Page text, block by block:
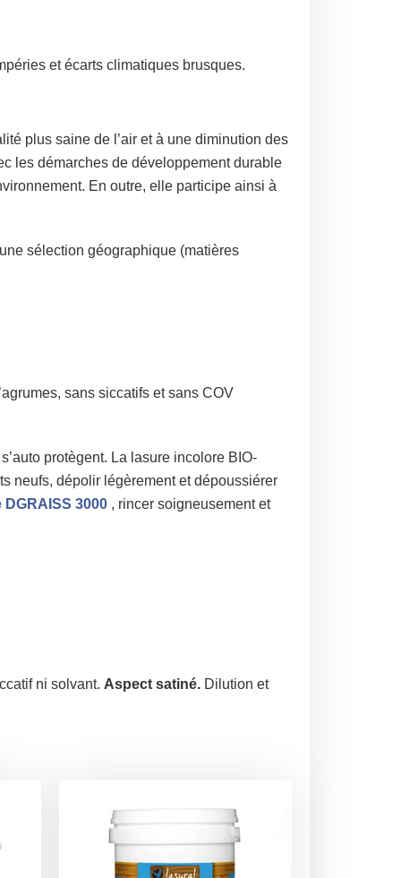
et écarts climatiques brusques.
plus saine de l’air et à une diminution des
les démarches de développement durable
En outre, elle participe ainsi à
sélection géographique (matières
sans siccatifs et sans COV
protègent. La lasure incolore BIO-
neufs, dépolir légèrement et dépoussiérer
3000 , rincer soigneusement et
ni solvant. Aspect satiné. Dilution et